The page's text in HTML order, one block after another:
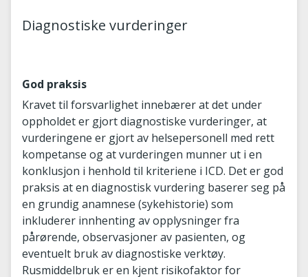
Diagnostiske vurderinger
God praksis
Kravet til forsvarlighet innebærer at det under
oppholdet er gjort diagnostiske vurderinger, at
vurderingene er gjort av helsepersonell med rett
kompetanse og at vurderingen munner ut i en
konklusjon i henhold til kriteriene i ICD. Det er god
praksis at en diagnostisk vurdering baserer seg på
en grundig anamnese (sykehistorie) som
inkluderer innhenting av opplysninger fra
pårørende, observasjoner av pasienten, og
eventuelt bruk av diagnostiske verktøy.
Rusmiddelbruk er en kjent risikofaktor for